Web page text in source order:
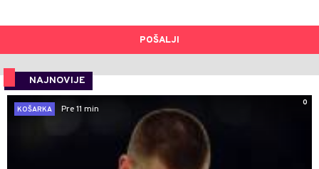
POŠALJI
NAJNOVIJE
0
KOŠARKA
Pre 11 min